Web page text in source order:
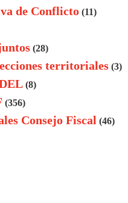
de Conflicto (11)
(28)
territoriales (3)
(8)
(356)
Consejo Fiscal (46)